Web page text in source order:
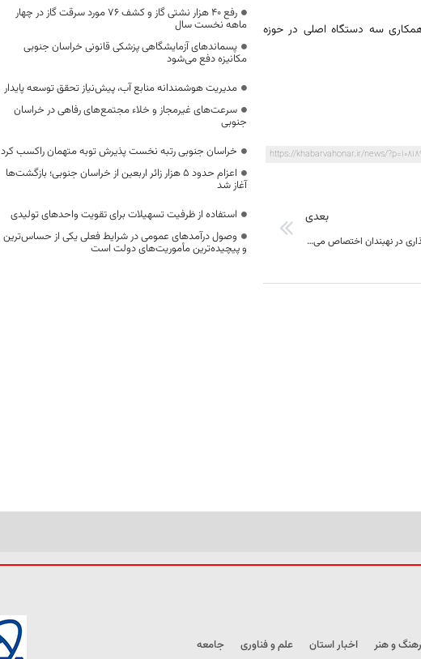
پایان اظهار داشت: به‌روزرسانی سند توسعه شهرستان، اجرای طرح‌های تبصره ۱۸ و همکاری سه دستگاه اصلی در حوزه
https://khabarvahonar.ir/news/
بعدی
منابع قابل توجه برای توسعه سرمایه‌گذاری در نهبندان اختصاص می‌یابد
رفع 40 هزار نشتی گاز و کشف 76 مورد سرقت گاز در چهار
ماهه نخست سال
پسماندهای آزمایشگاهی پزشکی قانونی خراسان جنوبی
مکانیزه دفع می‌شود
مدیریت هوشمندانه منابع آب، پیش‌نیاز تحقق توسعه پایدار
سرعت‌های غیرمجاز و خلاء مجتمع‌های رفاهی در خراسان
جنوبی
خراسان جنوبی رتبه نخست پذیرش توبه متهمان راکسب کرد
اعزام حدود 5 هزار زائر اربعین از خراسان جنوبی؛ بازگشت‌ها
آغاز شد
استفاده از ظرفیت تسهیلات برای تقویت واحدهای تولیدی
وصول درآمدهای عمومی در شرایط فعلی یکی از حساس‌ترین
و پیچیده‌ترین مأموریت‌های دولت است
و هنر اخبار استان علم و فناوری جامعه